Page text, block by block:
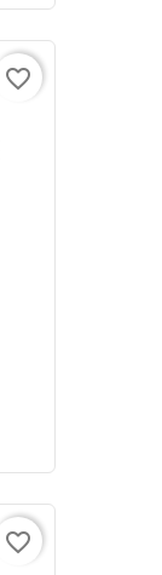
favorite_border
favorite_border